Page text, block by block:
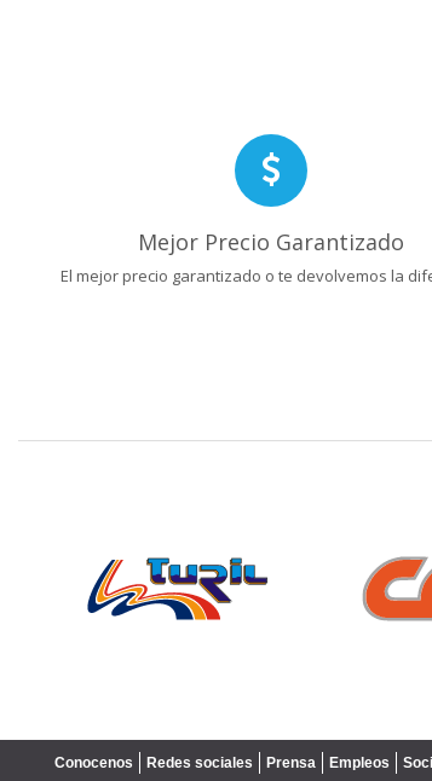
Mejor Precio Garantizado
El mejor precio garantizado o te devolvemos la
Conocenos Redes sociales Prensa Empleos